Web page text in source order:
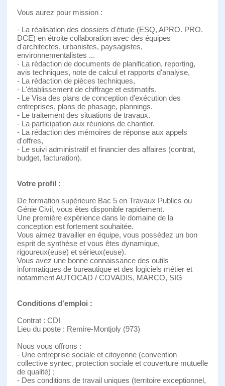
Vous aurez pour mission :
- La réalisation des dossiers d'étude (ESQ, APRO. PRO.
DCE) en étroite collaboration avec des équipes
d'architectes, urbanistes, paysagistes,
environnementalistes ...
- La rédaction de documents de planification, reporting,
avis techniques, note de calcul et rapports d'analyse,
- La rédaction de pièces techniques,
- L'établissement de chiffrage et estimatifs.
- Le Visa des plans de conception d'exécution des
entreprises, plans de phasage, plannings.
- Le traitement des situations de travaux.
- La participation aux réunions de chantier.
- La rédaction des mémoires de réponse aux appels
d'offres,
- Le suivi administratif et financier des affaires (contrat,
budget, facturation).
Votre profil :
De formation supérieure Bac 5 en Travaux Publics ou
Génie Civil, vous êtes disponible rapidement.
Une première expérience dans le domaine de la
conception est fortement souhaitée.
Vous aimez travailler en équipe, vous possédez un bon
esprit de synthèse et vous êtes dynamique,
rigoureux(euse) et sérieux(euse).
Vous avez une bonne connaissance des outils
informatiques de bureautique et des logiciels métier et
notamment AUTOCAD / COVADIS, MARCO, SIG
Conditions d'emploi :
Contrat : CDI
Lieu du poste : Remire-Montjoly (973)
Nous vous offrons :
- Une entreprise sociale et citoyenne (convention
collective syntec, protection sociale et couverture mutuelle
de qualité) ;
- Des conditions de travail uniques (territoire exceptionnel,